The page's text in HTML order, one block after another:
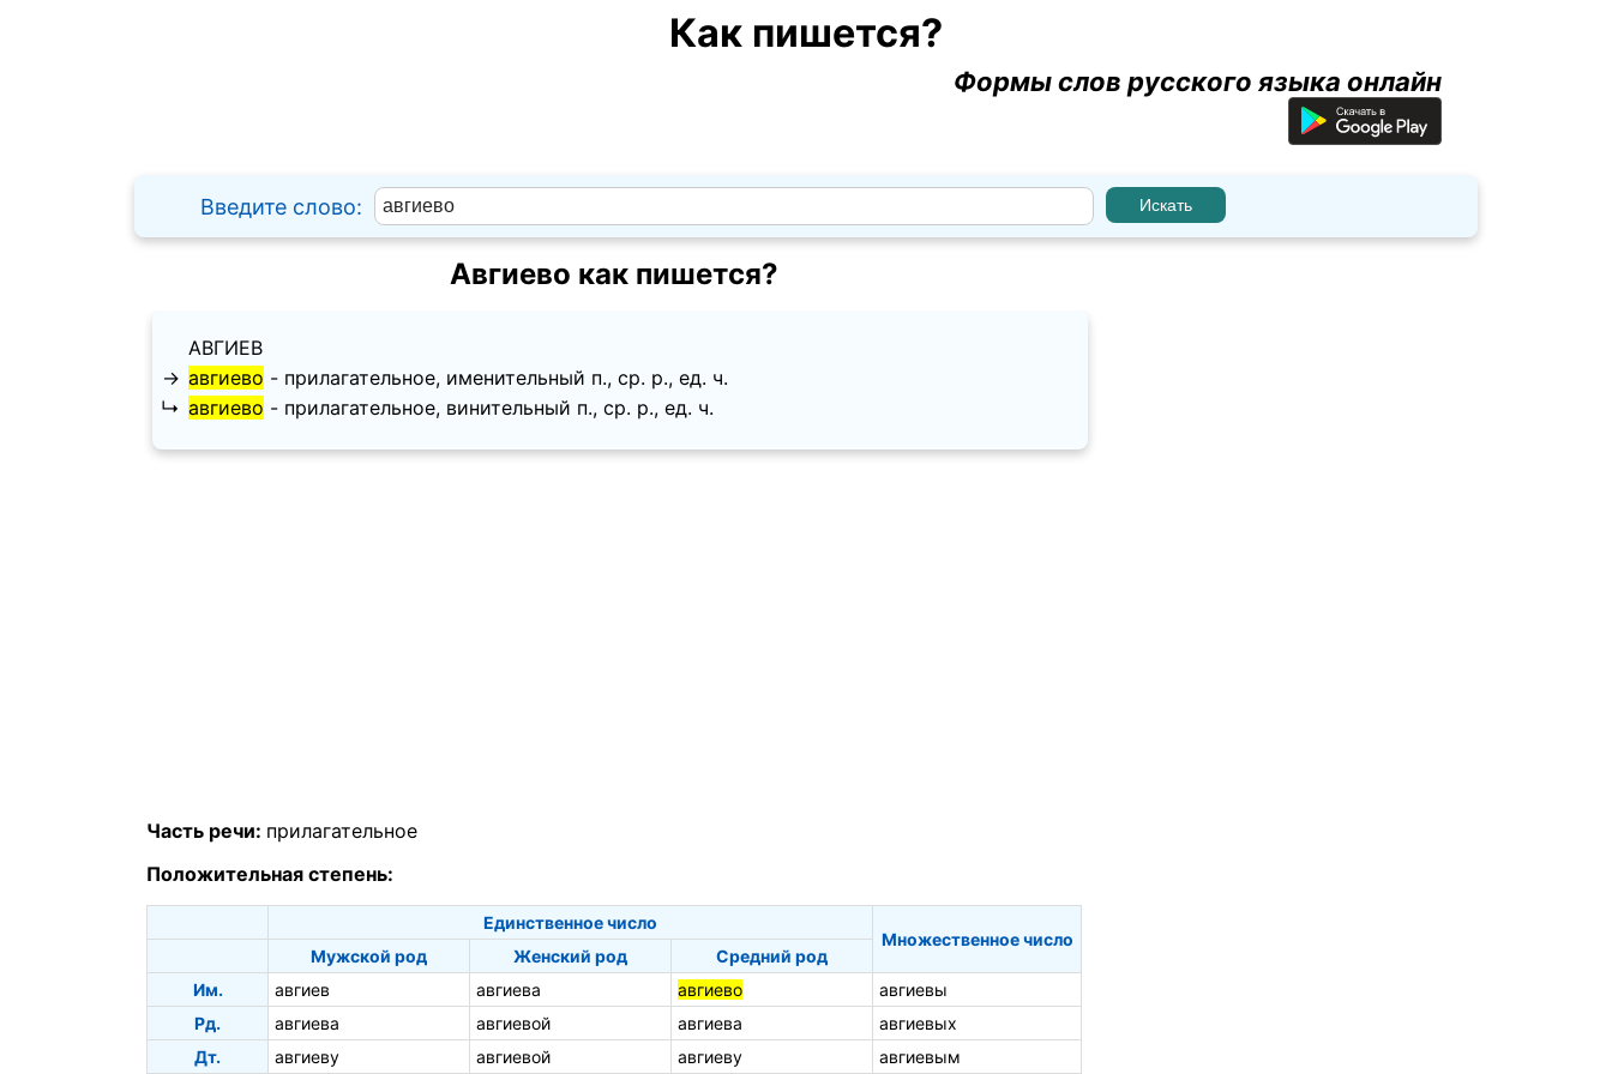
Как пишется?
Формы слов русского языка онлайн
Введите слово:
Авгиево как пишется?
АВГИЕВ
→ авгиево - прилагательное, именительный п., ср. p., ед. ч.
↳ авгиево - прилагательное, винительный п., ср. p., ед. ч.
Часть речи: прилагательное
Положительная степень:
Единственное число
Множественное число
Мужской род
Женский род
Средний род
Им.
авгиев авгиева авгиево
авгиевы
Рд.
авгиева авгиевой авгиева
авгиевых
Дт.
авгиеву авгиевой авгиеву авгиевым